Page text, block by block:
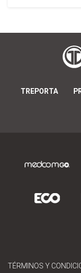
TREPORTA
TÉRMINOS Y